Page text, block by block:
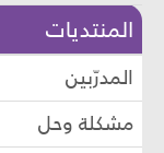
المنتديات
المدرّبين
مشكلة وحل